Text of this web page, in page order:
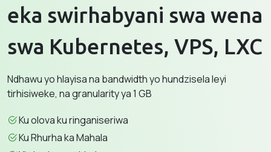
eka swirhabyani swa wena
swa Kubernetes, VPS, LXC
Ndhawu yo hlayisa na bandwidth yo hundzisela leyi
tirhisiweke, na granularity ya 1 GB
Ku olova ku ringaniseriwa
Ku Rhurha ka Mahala